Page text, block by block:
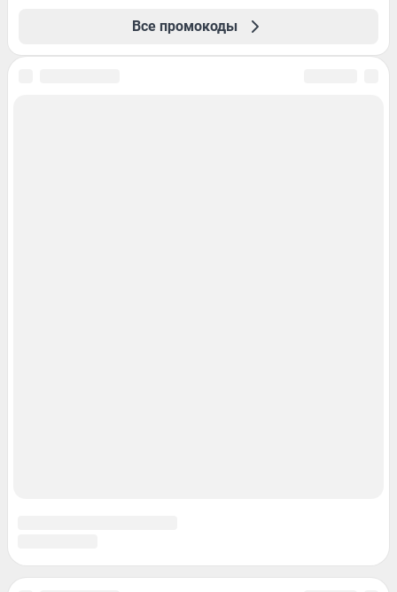
Все промокоды